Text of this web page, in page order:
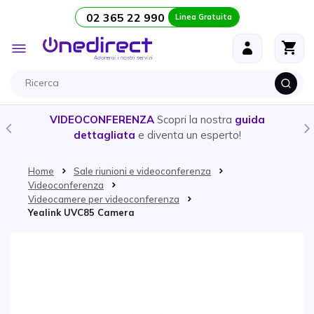
Salta al contenuto 02 365 22 990 Linea Gratuita
Toggle
Nav
VIDEOCONFERENZA Scopri la nostra guida
dettagliata e diventa un esperto!
Home
Sale riunioni e videoconferenza
Videoconferenza
Videocamere per videoconferenza
Yealink UVC85 Camera